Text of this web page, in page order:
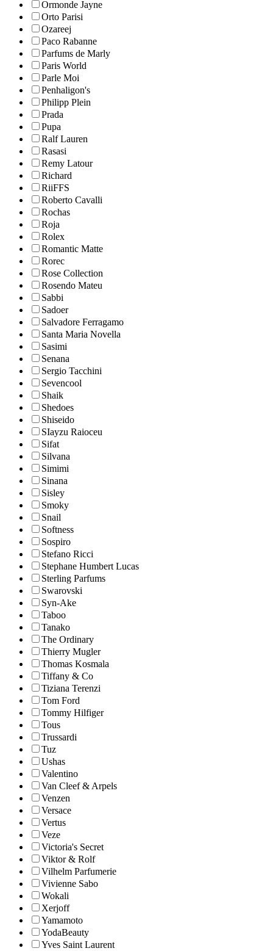
Ormonde Jayne
Orto Parisi
Ozareej
Paco Rabanne
Parfums de Marly
Paris World
Parle Moi
Penhaligon's
Philipp Plein
Prada
Pupa
Ralf Lauren
Rasasi
Remy Latour
Richard
RiiFFS
Roberto Cavalli
Rochas
Roja
Rolex
Romantic Matte
Rorec
Rose Collection
Rosendo Mateu
Sabbi
Sadoer
Salvadore Ferragamo
Santa Maria Novella
Sasimi
Senana
Sergio Tacchini
Sevencool
Shaik
Shedoes
Shiseido
SIayzu Raioceu
Sifat
Silvana
Simimi
Sinana
Sisley
Smoky
Snail
Softness
Sospiro
Stefano Ricci
Stephane Humbert Lucas
Sterling Parfums
Swarovski
Syn-Ake
Taboo
Tanako
The Ordinary
Thierry Mugler
Thomas Kosmala
Tiffany & Co
Tiziana Terenzi
Tom Ford
Tommy Hilfiger
Tous
Trussardi
Tuz
Ushas
Valentino
Van Cleef & Arpels
Venzen
Versace
Vertus
Veze
Victoria's Secret
Viktor & Rolf
Vilhelm Parfumerie
Vivienne Sabo
Wokali
Xerjoff
Yamamoto
YodaBeauty
Yves Saint Laurent